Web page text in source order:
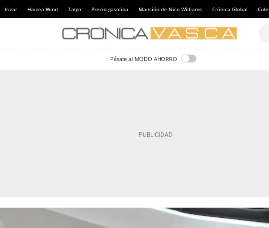
Irizar Haizea Wind Talgo Precio gasolina Mansión de Nico Williams Crónica Global
Pásate al MODO AHORRO